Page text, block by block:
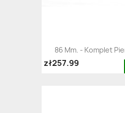
86 Mm. - Komplet
zł257.99